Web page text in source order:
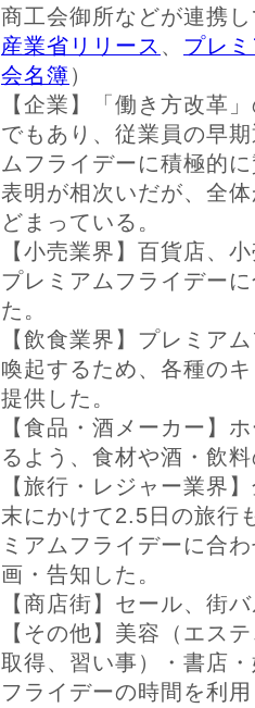
商工会御所などが連携
産業省リリース 、 プレ
会名簿）
【企業】「働き方改革
でもあり、従業員の早
ムフライデーに積極的
表明が相次いだが、全
どまっている。
【小売業界】百貨店、
プレミアムフライデー
た。
【飲食業界】プレミア
喚起するため、各種の
提供した。
【食品・酒メーカー】
るよう、食材や酒・飲
【旅行・レジャー業界
末にかけて2.5日の旅行
ミアムフライデーに合
画・告知した。
【商店街】セール、街
【その他】美容（エス
取得、習い事）・書店
フライデーの時間を利